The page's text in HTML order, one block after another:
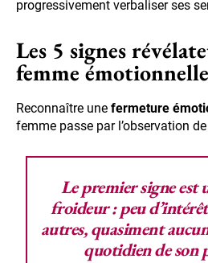
progressivement verbaliser ses
Les 5 signes
femme
Reconnaître une fermeture
femme passe par l’observation
Le premier signe est
froideur : peu
autres, quasiment
quotidien de son